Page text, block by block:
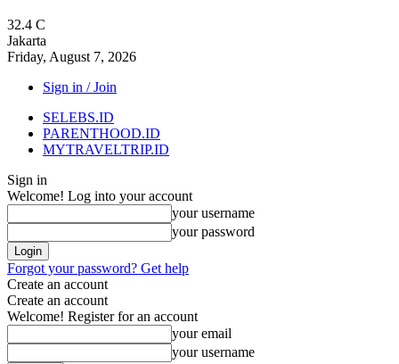
32.4 C
Jakarta
Friday, August 7, 2026
Sign in / Join
SELEBS.ID
PARENTHOOD.ID
MYTRAVELTRIP.ID
Sign in
Welcome! Log into your account
your username
your password
Forgot your password? Get help
Create an account
Create an account
Welcome! Register for an account
your email
your username